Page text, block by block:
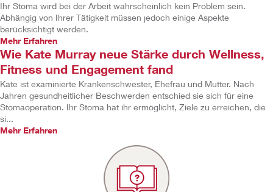
Ihr Stoma wird bei der Arbeit wahrscheinlich kein Problem sein.
Abhängig von Ihrer Tätigkeit müssen jedoch einige Aspekte
berücksichtigt werden.
Mehr Erfahren
Wie Kate Murray neue Stärke durch Wellness,
Fitness und Engagement fand
Kate ist examinierte Krankenschwester, Ehefrau und Mutter. Nach
Jahren gesundheitlicher Beschwerden entschied sie sich für eine
Stomaoperation. Ihr Stoma hat ihr ermöglicht, Ziele zu erreichen, die
si...
Mehr Erfahren